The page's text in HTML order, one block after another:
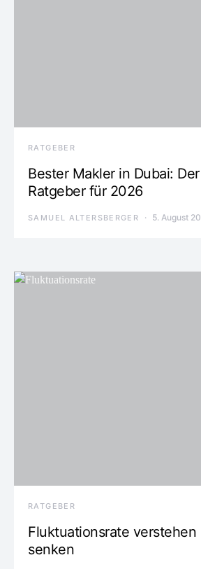
RATGEBER
Bester Makler in Dubai:
Ratgeber für 2026
SAMUEL ALTERSBERGER 5. August
RATGEBER
Fluktuationsrate
senken